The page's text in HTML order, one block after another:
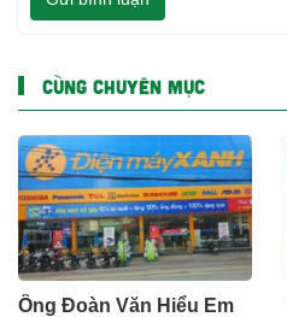
CÙNG CHUYÊN MỤC
Ông Đoàn Văn Hiểu Em